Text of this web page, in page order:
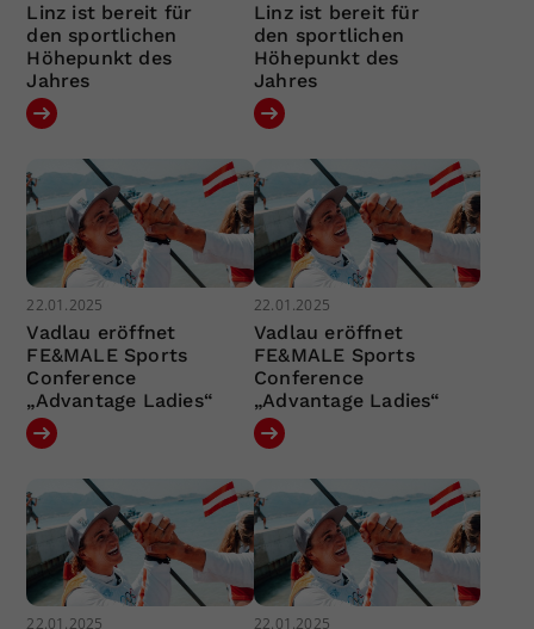
Linz ist bereit für
den sportlichen
Höhepunkt des
Jahres
Linz ist bereit für
den sportlichen
Höhepunkt des
Jahres
22.01.2025
Vadlau eröffnet
FE&MALE Sports
Conference
„Advantage Ladies“
22.01.2025
Vadlau eröffnet
FE&MALE Sports
Conference
„Advantage Ladies“
22.01.2025 22.01.2025